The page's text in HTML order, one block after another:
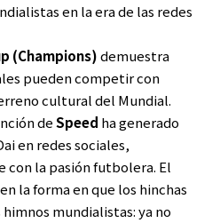
en la era de las redes
(Champions)demuestra
pueden competir con
cultural del Mundial.
deSpeed ha generado
en redes sociales,
la pasión futbolera. El
la forma en que los hinchas
mundialistas: ya no